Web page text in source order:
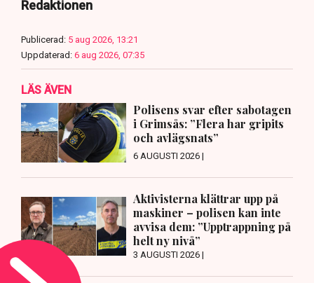
Redaktionen
Publicerad: 5 aug 2026, 13:21
Uppdaterad: 6 aug 2026, 07:35
LÄS ÄVEN
Polisens svar efter sabotagen
i Grimsås: ”Flera har gripits
och avlägsnats”
6 AUGUSTI 2026 |
Aktivisterna klättrar upp på
maskiner – polisen kan inte
avvisa dem: ”Upptrappning på
helt ny nivå”
3 AUGUSTI 2026 |